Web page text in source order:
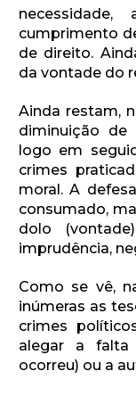
cumprimento
de direito.
da vontade do
Ainda restam,
diminuição de
logo em
crimes
moral. A
consumado,
dolo
imprudência,
Como se vê,
inúmeras as
crimes
alegar a
ocorreu) ou a